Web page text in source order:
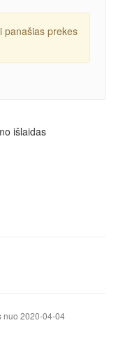
panašias prekes
išlaidas
nuo 2020-04-04